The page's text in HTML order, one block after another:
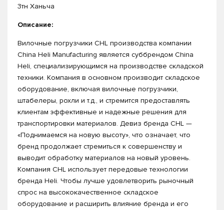
3тн Ханьча
Описание:
Вилочные погрузчики CHL производства компании
China Heli Manufacturing является суббрендом China
Heli, специализирующимся на производстве складской
техники. Компания в основном производит складское
оборудование, включая вилочные погрузчики,
штабелеры, рохли и т.д., и стремится предоставлять
клиентам эффективные и надежные решения для
транспортировки материалов. Девиз бренда CHL —
«Поднимаемся на новую высоту», что означает, что
бренд продолжает стремиться к совершенству и
выводит обработку материалов на новый уровень.
Компания CHL использует передовые технологии
бренда Heli. Чтобы лучше удовлетворить рыночный
спрос на высококачественное складское
оборудование и расширить влияние бренда и его